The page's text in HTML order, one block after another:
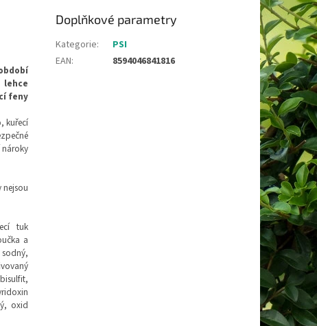
feny
kuřecí
nejsou
tuk
a
oxid
Doplňkové parametry
Kategorie:
PSI
EAN: 8594046841816